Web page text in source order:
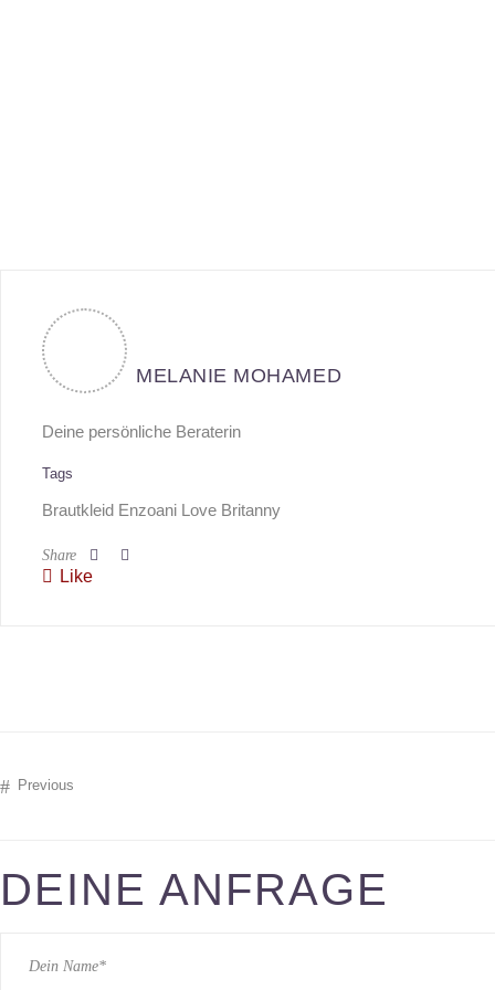
MELANIE MOHAMED
Deine persönliche Beraterin
Tags
Brautkleid Enzoani Love Britanny
Share
Like
Previous
DEINE ANFRAGE